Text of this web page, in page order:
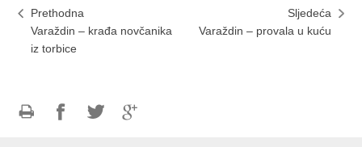
Prethodna
Varaždin – krađa novčanika
iz torbice
Sljedeća
Varaždin – provala u kuću